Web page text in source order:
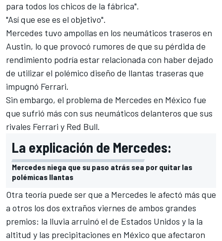
para todos los chicos de la fábrica".
"Así que ese es el objetivo".
Mercedes tuvo ampollas en los neumáticos traseros en
Austin, lo que provocó rumores de que su pérdida de
rendimiento podría estar relacionada con haber dejado
de utilizar el polémico diseño de llantas traseras que
impugnó Ferrari.
Sin embargo, el problema de Mercedes en México fue
que sufrió más con sus neumáticos delanteros que sus
rivales Ferrari y Red Bull.
La explicación de Mercedes:
Mercedes niega que su paso atrás sea por quitar las
polémicas llantas
Otra teoría puede ser que a Mercedes le afectó más que
a otros los dos extraños viernes de ambos grandes
premios: la lluvia arruinó el de Estados Unidos y la la
altitud y las precipitaciones en México que afectaron